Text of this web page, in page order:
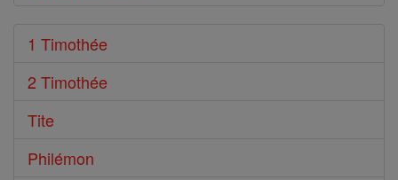
1 Timothée
2 Timothée
Tite
Philémon